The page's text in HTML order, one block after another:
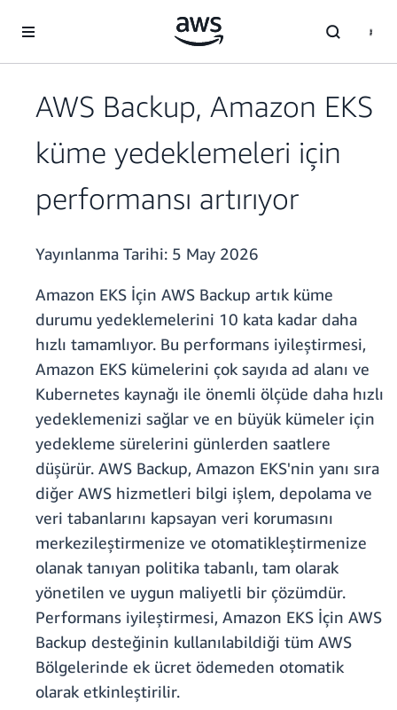
AWS Backup, Amazon EKS
küme yedeklemeleri için
performansı artırıyor
Yayınlanma Tarihi: 5 May 2026
Amazon EKS İçin AWS Backup artık küme
durumu yedeklemelerini 10 kata kadar daha
hızlı tamamlıyor. Bu performans iyileştirmesi,
Amazon EKS kümelerini çok sayıda ad alanı ve
Kubernetes kaynağı ile önemli ölçüde daha hızlı
yedeklemenizi sağlar ve en büyük kümeler için
yedekleme sürelerini günlerden saatlere
düşürür. AWS Backup, Amazon EKS'nin yanı sıra
diğer AWS hizmetleri bilgi işlem, depolama ve
veri tabanlarını kapsayan veri korumasını
merkezileştirmenize ve otomatikleştirmenize
olanak tanıyan politika tabanlı, tam olarak
yönetilen ve uygun maliyetli bir çözümdür.
Performans iyileştirmesi, Amazon EKS İçin AWS
Backup desteğinin kullanılabildiği tüm AWS
Bölgelerinde ek ücret ödemeden otomatik
olarak etkinleştirilir.